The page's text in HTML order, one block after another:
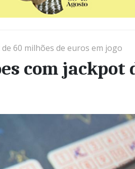
60 milhões de euros em jogo
com jackpot